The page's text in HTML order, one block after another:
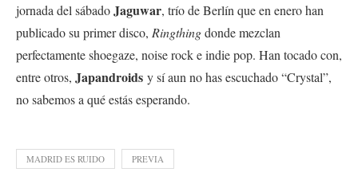
jornada del sábadoJaguwar, trío de Berlín que en enero han
publicado su primer disco, Ringthingdonde mezclan
perfectamente shoegaze, noise rock e indie pop. Han tocado con,
entre otros, Japandroids y sí aun no has escuchado “Crystal”,
no sabemos a qué estás esperando.
MADRID ES RUIDO PREVIA